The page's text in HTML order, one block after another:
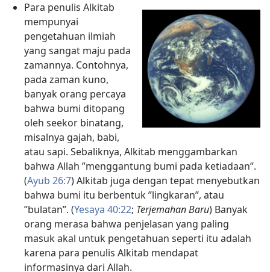
Para penulis Alkitab
mempunyai
pengetahuan ilmiah
yang sangat maju pada
zamannya. Contohnya,
pada zaman kuno,
banyak orang percaya
bahwa bumi ditopang
oleh seekor binatang,
misalnya gajah, babi,
atau sapi. Sebaliknya, Alkitab menggambarkan
bahwa Allah ”menggantung bumi pada ketiadaan”.
(Ayub 26:7) Alkitab juga dengan tepat menyebutkan
bahwa bumi itu berbentuk ”lingkaran”, atau
”bulatan”. (Yesaya 40:22; Terjemahan Baru) Banyak
orang merasa bahwa penjelasan yang paling
masuk akal untuk pengetahuan seperti itu adalah
karena para penulis Alkitab mendapat
informasinya dari Allah.